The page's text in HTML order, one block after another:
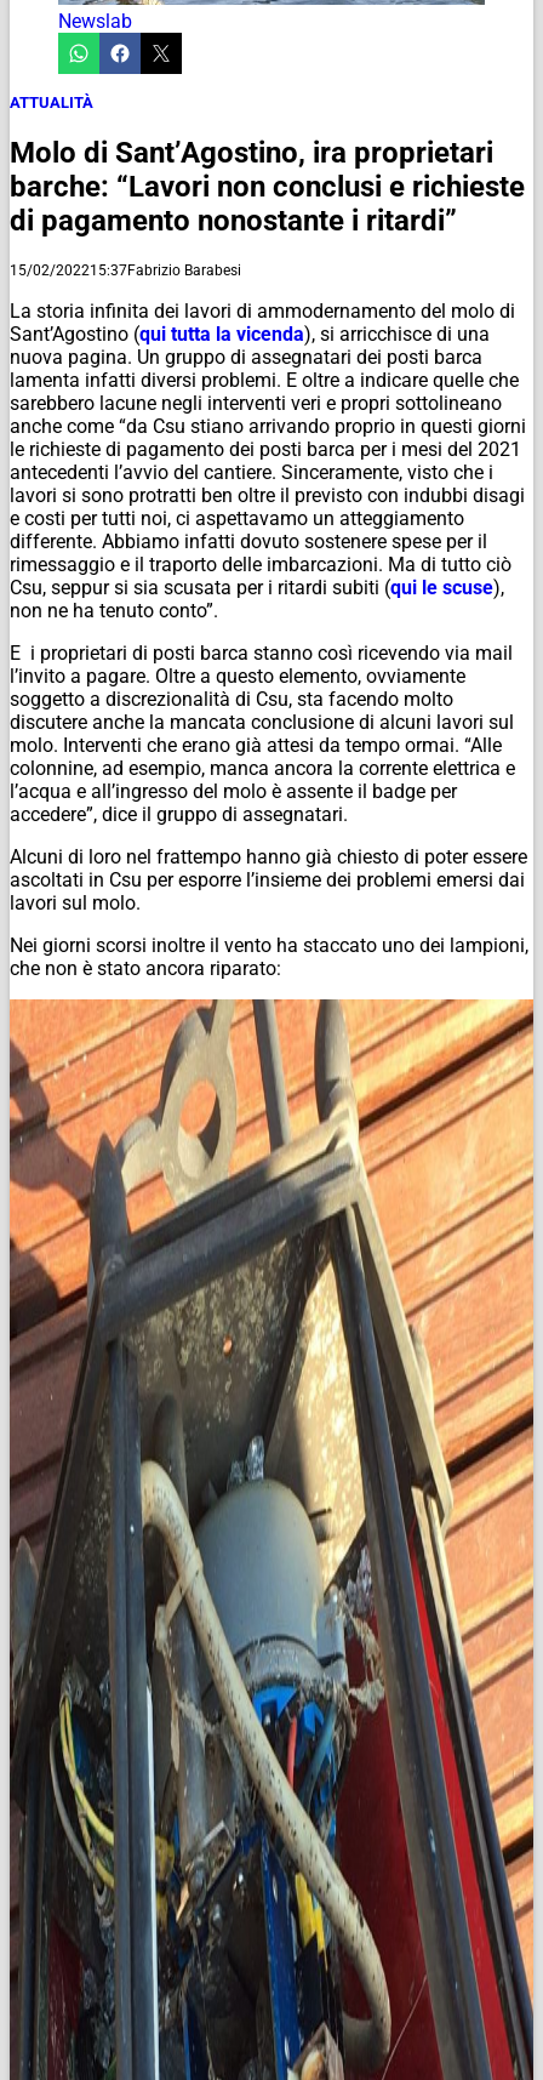
Newslab
ATTUALITÀ
Molo di Sant’Agostino, ira proprietari
barche: “Lavori non conclusi e richieste
di pagamento nonostante i ritardi”
15/02/202215:37Fabrizio Barabesi
La storia infinita dei lavori di ammodernamento del molo di
Sant’Agostino (qui tutta la vicenda), si arricchisce di una
nuova pagina. Un gruppo di assegnatari dei posti barca
lamenta infatti diversi problemi. E oltre a indicare quelle che
sarebbero lacune negli interventi veri e propri sottolineano
anche come “da Csu stiano arrivando proprio in questi giorni
le richieste di pagamento dei posti barca per i mesi del 2021
antecedenti l’avvio del cantiere. Sinceramente, visto che i
lavori si sono protratti ben oltre il previsto con indubbi disagi
e costi per tutti noi, ci aspettavamo un atteggiamento
differente. Abbiamo infatti dovuto sostenere spese per il
rimessaggio e il traporto delle imbarcazioni. Ma di tutto ciò
Csu, seppur si sia scusata per i ritardi subiti (qui le scuse),
non ne ha tenuto conto”.
E i proprietari di posti barca stanno così ricevendo via mail
l’invito a pagare. Oltre a questo elemento, ovviamente
soggetto a discrezionalità di Csu, sta facendo molto
discutere anche la mancata conclusione di alcuni lavori sul
molo. Interventi che erano già attesi da tempo ormai. “Alle
colonnine, ad esempio, manca ancora la corrente elettrica e
l’acqua e all’ingresso del molo è assente il badge per
accedere”, dice il gruppo di assegnatari.
Alcuni di loro nel frattempo hanno già chiesto di poter essere
ascoltati in Csu per esporre l’insieme dei problemi emersi dai
lavori sul molo.
Nei giorni scorsi inoltre il vento ha staccato uno dei lampioni,
che non è stato ancora riparato: